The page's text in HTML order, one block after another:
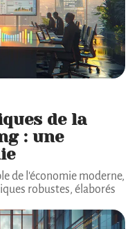
de la
: une
de l'économie moderne,
robustes, élaborés